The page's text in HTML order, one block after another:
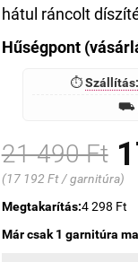
hátul ráncolt
Hűségpont
⏱
⛟
21 490 Ft
(17 192 Ft / garnitúra)
Megtakarítás:4 298 Ft
Már csak 1 garnitúra